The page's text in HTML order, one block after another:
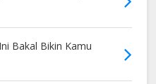
Bakal Bikin Kamu